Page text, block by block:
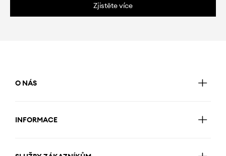
Zjistěte více
O NÁS
INFORMACE